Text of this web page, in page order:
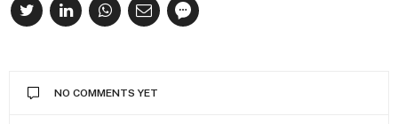
NO COMMENTS YET